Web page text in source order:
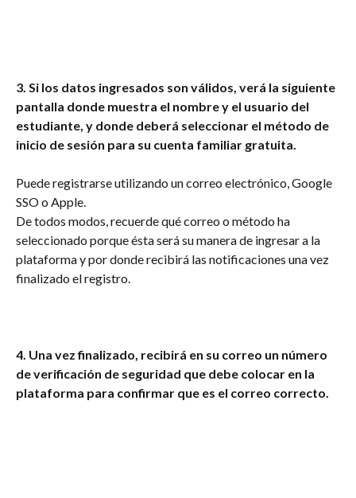
3. Si los datos ingresados son válidos, verá la siguiente
pantalla donde muestra el nombre y el usuario del
estudiante, y donde deberá seleccionar el método de
inicio de sesión para su cuenta familiar gratuita.
Puede registrarse utilizando un correo electrónico, Google
SSO o Apple.
De todos modos, recuerde qué correo o método ha
seleccionado porque ésta será su manera de ingresar a la
plataforma y por donde recibirá las notificaciones una vez
finalizado el registro.
4. Una vez finalizado, recibirá en su correo un número
de verificación de seguridad que debe colocar en la
plataforma para confirmar que es el correo correcto.